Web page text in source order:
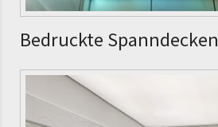
Bedruckte Spanndecken